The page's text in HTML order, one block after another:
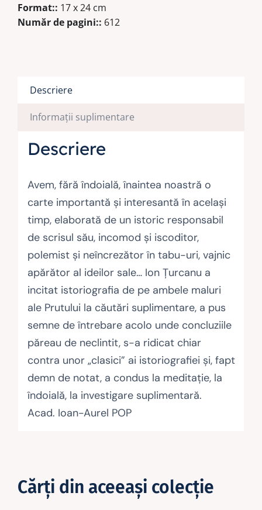
Format:: 17 x 24 cm
Număr de pagini:: 612
Descriere
Informații suplimentare
Descriere
Avem, fără îndoială, înaintea noastră o
carte importantă și interesantă în același
timp, elaborată de un istoric responsabil
de scrisul său, incomod și iscoditor,
polemist și neîncrezător în tabu-uri, vajnic
apărător al ideilor sale… Ion Țurcanu a
incitat istoriografia de pe ambele maluri
ale Prutului la căutări suplimentare, a pus
semne de întrebare acolo unde concluziile
păreau de neclintit, s-a ridicat chiar
contra unor „clasici” ai istoriografiei și, fapt
demn de notat, a condus la meditație, la
îndo­ială, la investigare suplimentară.
Acad. Ioan-Aurel POP
Cărţi din aceeaşi colecţie